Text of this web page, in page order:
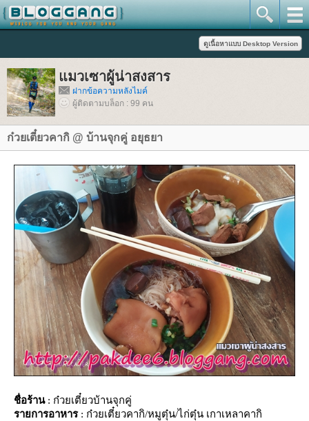
มวเซาผู้น่าสงสาร
ฝากข้อความหลังไมค์
ผู้ติดตามบล็อก : 99 คน
ก๋วยเตี๋ยวคากิ @ บ้านจุกคู่ อยุธยา
ชื่อร้าน: ก๋วยเตี๋ยวบ้านจุกคู่
รายการอาหาร: ก๋วยเตี๋ยวคากิ/หมูตุ๋น/ไก่ตุ๋น เกาเหลาคากิ